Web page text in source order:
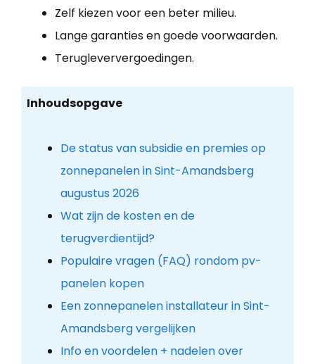
Zelf kiezen voor een beter milieu.
Lange garanties en goede voorwaarden.
Terugleververgoedingen.
Inhoudsopgave
De status van subsidie en premies op
zonnepanelen in Sint-Amandsberg
augustus 2026
Wat zijn de kosten en de
terugverdientijd?
Populaire vragen (FAQ) rondom pv-
panelen kopen
Een zonnepanelen installateur in Sint-
Amandsberg vergelijken
Info en voordelen + nadelen over